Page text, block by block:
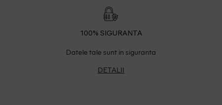
100% SIGURANTA
Datele tale sunt in siguranta
DETALII